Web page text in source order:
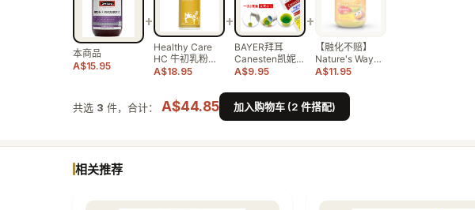
本商品
A$15.95
+
Healthy Care
HC 牛初乳粉…
A$18.95
+
BAYER拜耳
Canesten凯妮汀
…
A$9.95
+
【融化不赔】
Nature's Way
佳…
A$11.95
共选 3 件，合计： A$44.85 加入购物车 (2 件搭配)
相关推荐